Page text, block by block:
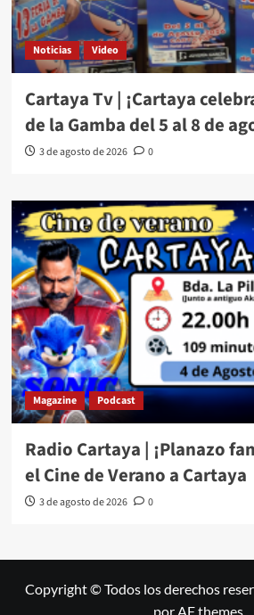
Noticias Video
Cartaya Tv | ¡Cartaya
de la Gamba del 5 al 8 de
3 de agosto de 2026 0
Magazine Podcast
Radio Cartaya | ¡Planazo
el Cine de Verano a Cartaya
3 de agosto de 2026 0
Copyright © Todos los derechos
por AF themes.